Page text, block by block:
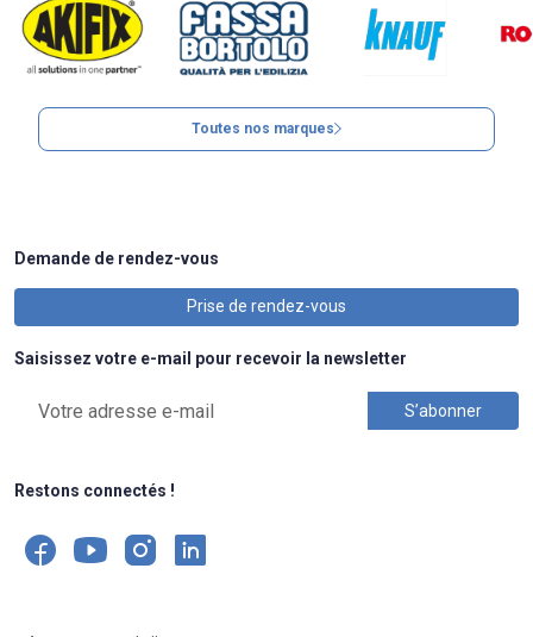
Toutes nos marques
Demande de rendez-vous
Prise de rendez-vous
Saisissez votre e-mail pour recevoir la newsletter
Restons connectés !